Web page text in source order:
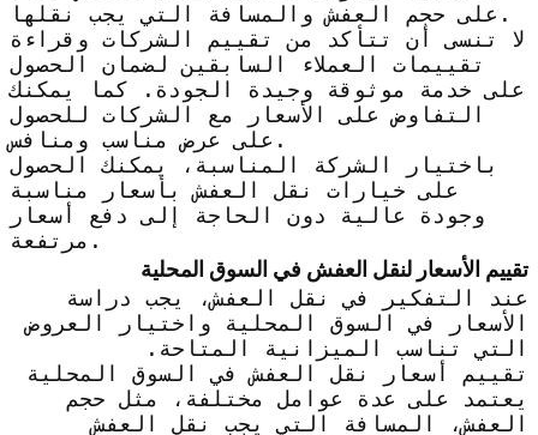
على حجم العفش والمسافة التي يجب نقلها.
لا تنسى أن تتأكد من تقييم الشركات وقراءة
تقييمات العملاء السابقين لضمان الحصول
على خدمة موثوقة وجيدة الجودة. كما يمكنك
التفاوض على الأسعار مع الشركات للحصول
على عرض مناسب ومنافس.
باختيار الشركة المناسبة، يمكنك الحصول
على خيارات نقل العفش بأسعار مناسبة
وجودة عالية دون الحاجة إلى دفع أسعار
مرتفعة.
تقييم الأسعار لنقل العفش في السوق المحلية
عند التفكير في نقل العفش، يجب دراسة
الأسعار في السوق المحلية واختيار العروض
التي تناسب الميزانية المتاحة.
تقييم أسعار نقل العفش في السوق المحلية
يعتمد على عدة عوامل مختلفة، مثل حجم
العفش، المسافة التي يجب نقل العفش